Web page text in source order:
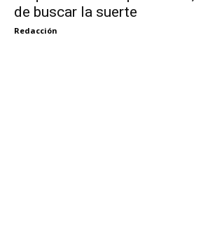
de buscar la suerte
Redacción